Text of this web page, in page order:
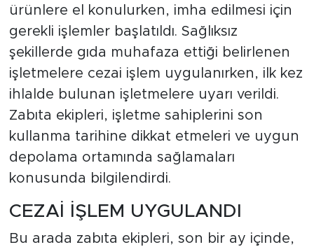
ürünlere el konulurken, imha edilmesi için
gerekli işlemler başlatıldı. Sağlıksız
şekillerde gıda muhafaza ettiği belirlenen
işletmelere cezai işlem uygulanırken, ilk kez
ihlalde bulunan işletmelere uyarı verildi.
Zabıta ekipleri, işletme sahiplerini son
kullanma tarihine dikkat etmeleri ve uygun
depolama ortamında sağlamaları
konusunda bilgilendirdi.
CEZAİ İŞLEM UYGULANDI
Bu arada zabıta ekipleri, son bir ay içinde,